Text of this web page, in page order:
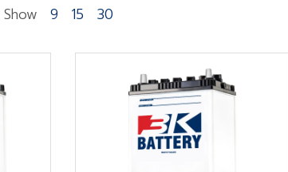
Show 9 15 30